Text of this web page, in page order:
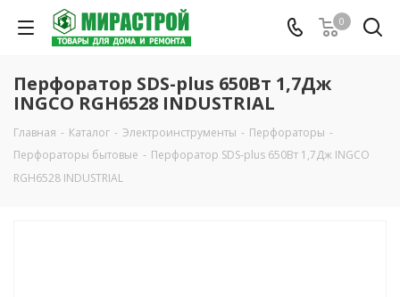
0
Перфоратор SDS-plus 650Вт 1,7Дж
INGCO RGH6528 INDUSTRIAL
Главная - Каталог - Электроинструменты - Перфораторы -
Перфораторы бытовые - Перфоратор SDS-plus 650Вт 1,7Дж INGCO
RGH6528 INDUSTRIAL